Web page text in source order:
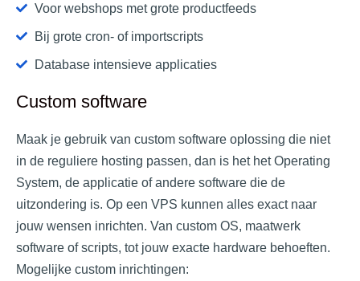
Voor webshops met grote productfeeds
Bij grote cron- of importscripts
Database intensieve applicaties
Custom software
Maak je gebruik van custom software oplossing die niet
in de reguliere hosting passen, dan is het het Operating
System, de applicatie of andere software die de
uitzondering is. Op een VPS kunnen alles exact naar
jouw wensen inrichten. Van custom OS, maatwerk
software of scripts, tot jouw exacte hardware behoeften.
Mogelijke custom inrichtingen: